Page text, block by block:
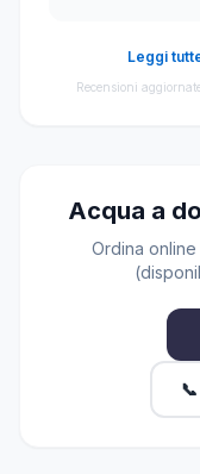
Leggi
Recensioni
Acqua a
Ordina